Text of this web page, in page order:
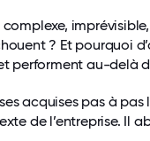
? Et pourquoi
performent au-delà
acquises pas à
de l’entreprise. Il